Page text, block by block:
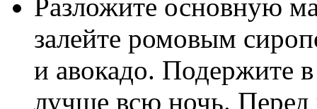
Разложите основную
залейте ромовым
и авокадо. Подержите
лучше всю ночь. Перед